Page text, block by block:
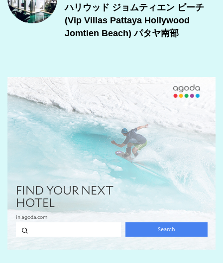
ハリウッド ジョムティエン ビーチ
(Vip Villas Pattaya Hollywood
Jomtien Beach) パタヤ南部